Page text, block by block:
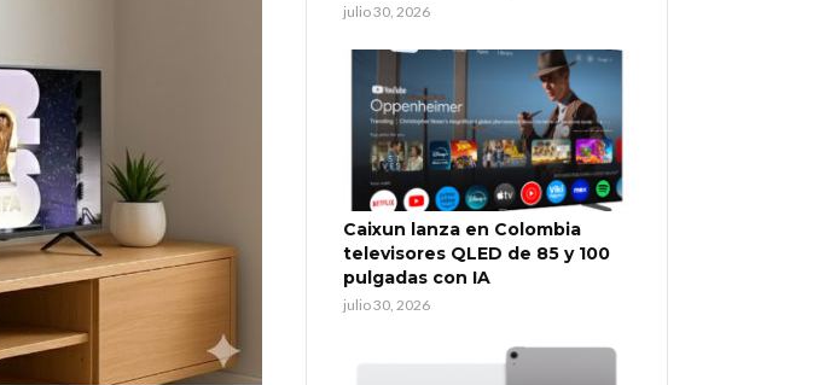
julio 30, 2026
Caixun lanza en Colombia
televisores QLED de 85 y 100
pulgadas con IA
julio 30, 2026